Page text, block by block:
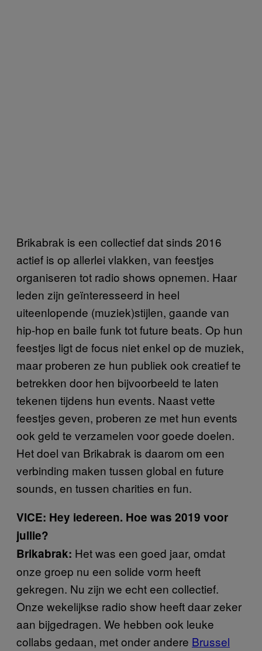
Brikabrak is een collectief dat sinds 2016
actief is op allerlei vlakken, van feestjes
organiseren tot radio shows opnemen. Haar
leden zijn geïnteresseerd in heel
uiteenlopende (muziek)stijlen, gaande van
hip-hop en baile funk tot future beats. Op hun
feestjes ligt de focus niet enkel op de muziek,
maar proberen ze hun publiek ook creatief te
betrekken door hen bijvoorbeeld te laten
tekenen tijdens hun events. Naast vette
feestjes geven, proberen ze met hun events
ook geld te verzamelen voor goede doelen.
Het doel van Brikabrak is daarom om een
verbinding maken tussen global en future
sounds, en tussen charities en fun.
VICE: Hey iedereen. Hoe was 2019 voor
jullie?
Brikabrak: Het was een goed jaar, omdat
onze groep nu een solide vorm heeft
gekregen. Nu zijn we echt een collectief.
Onze wekelijkse radio show heeft daar zeker
aan bijgedragen. We hebben ook leuke
collabs gedaan, met onder andere Brussel